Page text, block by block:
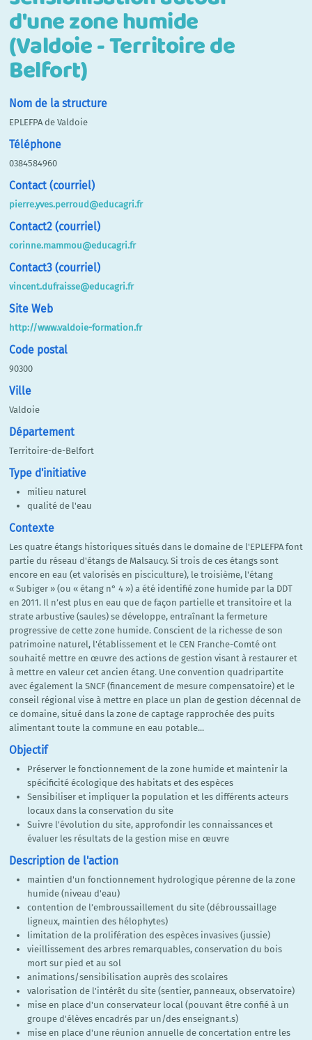
d'une zone humide
(Valdoie - Territoire de
Belfort)
Nom de la structure
EPLEFPA de Valdoie
Téléphone
0384584960
Contact (courriel)
pierre.yves.perroud@educagri.fr
Contact2 (courriel)
corinne.mammou@educagri.fr
Contact3 (courriel)
vincent.dufraisse@educagri.fr
Site Web
http://www.valdoie-formation.fr
Code postal
90300
Ville
Valdoie
Département
Territoire-de-Belfort
Type d'initiative
milieu naturel
qualité de l'eau
Contexte
Les quatre étangs historiques situés dans le domaine de l'EPLEFPA font
partie du réseau d'étangs de Malsaucy. Si trois de ces étangs sont
encore en eau (et valorisés en pisciculture), le troisième, l'étang
« Subiger » (ou « étang n° 4 ») a été identifié zone humide par la DDT
en 2011. Il n’est plus en eau que de façon partielle et transitoire et la
strate arbustive (saules) se développe, entraînant la fermeture
progressive de cette zone humide. Conscient de la richesse de son
patrimoine naturel, l'établissement et le CEN Franche-Comté ont
souhaité mettre en œuvre des actions de gestion visant à restaurer et
à mettre en valeur cet ancien étang. Une convention quadripartite
avec également la SNCF (financement de mesure compensatoire) et le
conseil régional vise à mettre en place un plan de gestion décennal de
ce domaine, situé dans la zone de captage rapprochée des puits
alimentant toute la commune en eau potable...
Objectif
Préserver le fonctionnement de la zone humide et maintenir la
spécificité écologique des habitats et des espèces
Sensibiliser et impliquer la population et les différents acteurs
locaux dans la conservation du site
Suivre l'évolution du site, approfondir les connaissances et
évaluer les résultats de la gestion mise en œuvre
Description de l'action
maintien d'un fonctionnement hydrologique pérenne de la zone
humide (niveau d'eau)
contention de l’embroussaillement du site (débroussaillage
ligneux, maintien des hélophytes)
limitation de la prolifération des espèces invasives (jussie)
vieillissement des arbres remarquables, conservation du bois
mort sur pied et au sol
animations/sensibilisation auprès des scolaires
valorisation de l'intérêt du site (sentier, panneaux, observatoire)
mise en place d'un conservateur local (pouvant être confié à un
groupe d'élèves encadrés par un/des enseignant.s)
mise en place d'une réunion annuelle de concertation entre les